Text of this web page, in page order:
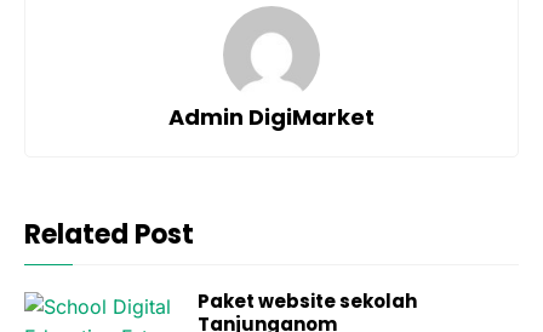
Admin DigiMarket
Related Post
Paket website sekolah
Tanjunganom